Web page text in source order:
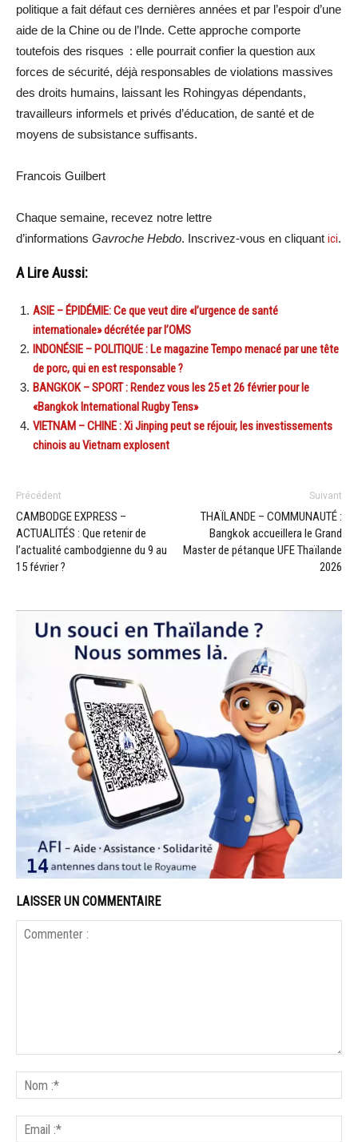
politique a fait défaut ces dernières années et par l’espoir d’une
aide de la Chine ou de l’Inde. Cette approche comporte
toutefois des risques : elle pourrait confier la question aux
forces de sécurité, déjà responsables de violations massives
des droits humains, laissant les Rohingyas dépendants,
travailleurs informels et privés d’éducation, de santé et de
moyens de subsistance suffisants.
Francois Guilbert
Chaque semaine, recevez notre lettre
d’informations Gavroche Hebdo. Inscrivez-vous en cliquant ici.
A Lire Aussi:
ASIE – ÉPIDÉMIE: Ce que veut dire «l’urgence de santé
internationale» décrétée par l’OMS
INDONÉSIE – POLITIQUE : Le magazine Tempo menacé par une tête
de porc, qui en est responsable ?
BANGKOK – SPORT : Rendez vous les 25 et 26 février pour le
«Bangkok International Rugby Tens»
VIETNAM – CHINE : Xi Jinping peut se réjouir, les investissements
chinois au Vietnam explosent
Précédent
CAMBODGE EXPRESS –
ACTUALITÉS : Que retenir de
l’actualité cambodgienne du 9 au
15 février ?
Suivant
THAÏLANDE – COMMUNAUTÉ :
Bangkok accueillera le Grand
Master de pétanque UFE Thaïlande
2026
LAISSER UN COMMENTAIRE